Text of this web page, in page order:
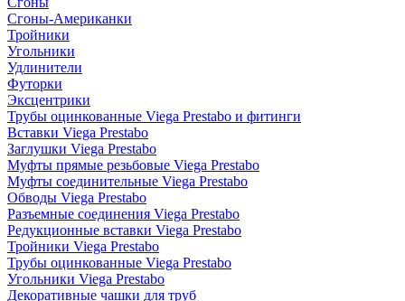
Сгоны-Американки
Тройники
Угольники
Удлинители
Футорки
Эксцентрики
Трубы оцинкованные Viega Prestabo и фитинги
Вставки Viega Prestabo
Заглушки Viega Prestabo
Муфты прямые резьбовые Viega Prestabo
Муфты соединительные Viega Prestabo
Обводы Viega Prestabo
Разъемные соединения Viega Prestabo
Редукционные вставки Viega Prestabo
Тройники Viega Prestabo
Трубы оцинкованные Viega Prestabo
Угольники Viega Prestabo
Декоративные чашки для труб